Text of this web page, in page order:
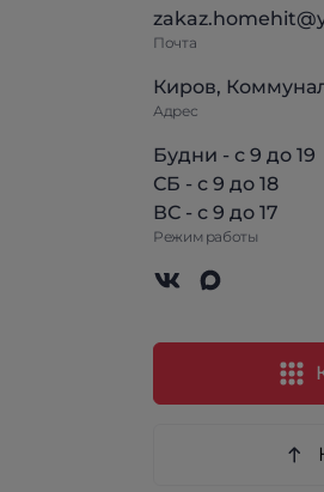
Почта
Киров,
Адрес
Будни - с 9 до 19
СБ - с 9 до 18
ВС - с 9 до 17
Режим работы